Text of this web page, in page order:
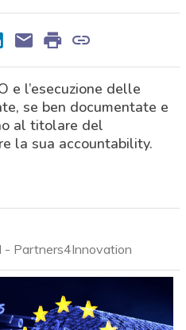
e l’esecuzione delle
se ben documentate e
al titolare del
la sua accountability.
- Partners4Innovation